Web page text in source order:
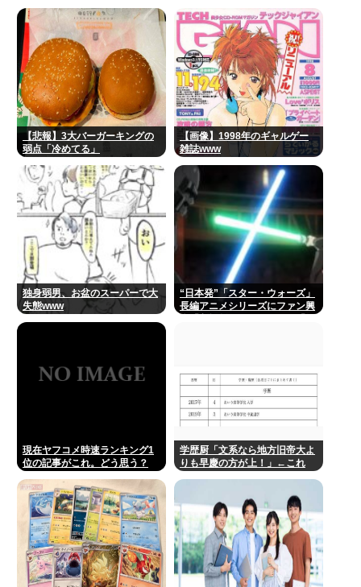
【悲報】3大バーガーキングの
弱点「冷めてる」
【画像】1998年のギャルゲー
雑誌www
独身弱男、お盆のスーパーで大
失態www
“日本発”「スター・ウォーズ」
長編アニメシリーズにファン興
現在ヤフコメ時速ランキング1
位の記事がこれ。どう思う？
学歴厨「文系なら地方旧帝大よ
りも早慶の方が上！」←これ